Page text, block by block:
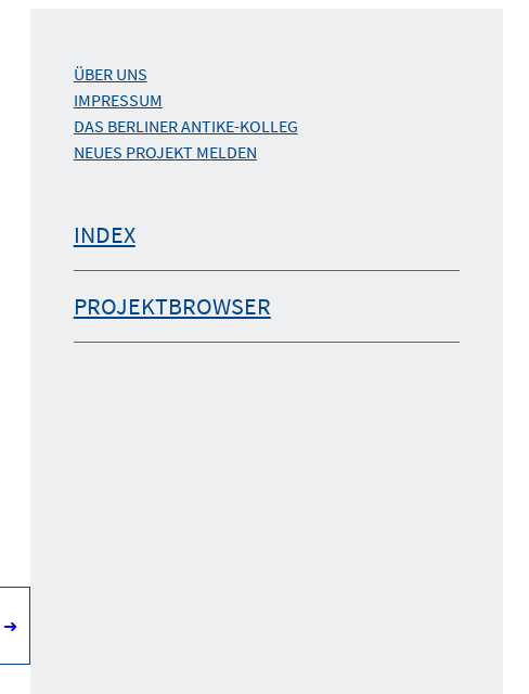
➜
ÜBER UNS
IMPRESSUM
DAS BERLINER ANTIKE-KOLLEG
NEUES PROJEKT MELDEN
INDEX
PROJEKTBROWSER